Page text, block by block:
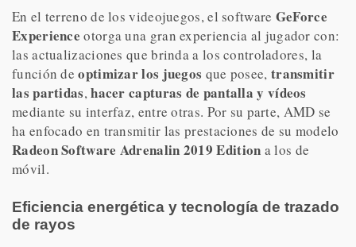
En el terreno de los videojuegos, el software GeForce
Experience otorga una gran experiencia al jugador con:
las actualizaciones que brinda a los controladores, la
función deoptimizar los juegos que posee, transmitir
las partidas,hacer capturas de pantalla y vídeos
mediante su interfaz, entre otras. Por su parte, AMD se
ha enfocado en transmitir las prestaciones de su modelo
Radeon Software Adrenalin 2019 Edition a los de
móvil.
Eficiencia energética y tecnología de trazado
de rayos